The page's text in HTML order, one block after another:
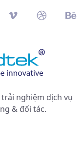
nghiệm dịch vụ
& đối tác.